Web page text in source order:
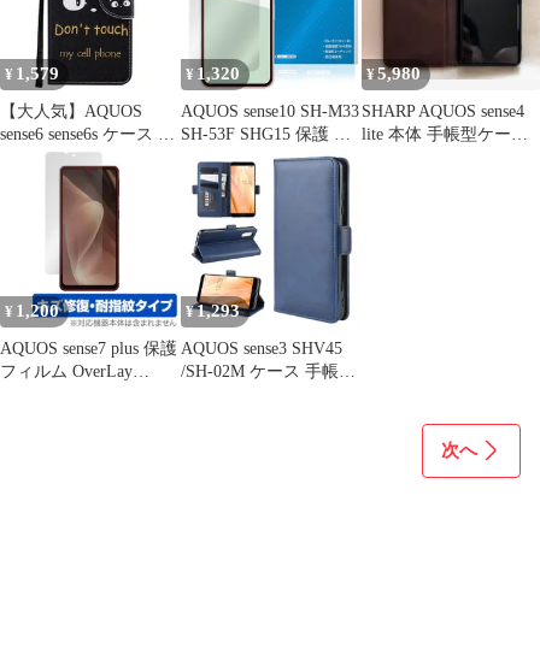
¥ 1,579
【大人気】AQUOS
sense6 sense6s ケース ア
クオス センス6 SH-54B
SHG05 SH-M19 SH-
M19A SH-RM19 スマホ
ケース 手帳型 猫プリン
ト カバー wbao
¥ 1,320
AQUOS sense10 SH-M33
SH-53F SHG15 保護 フ
ィルム OverLay Eye
Protector 9H for アクオ
ス センス 液晶保護 高
硬度 ブルーライトカッ
ト
¥5,980
SHARP AQUOS sense4
lite 本体 手帳型ケース
¥ 1,200
AQUOS sense7 plus 保護
フィルム OverLay
¥1,293
AQUOS sense3 SHV45
/SH-02M ケース 手帳型
次へ